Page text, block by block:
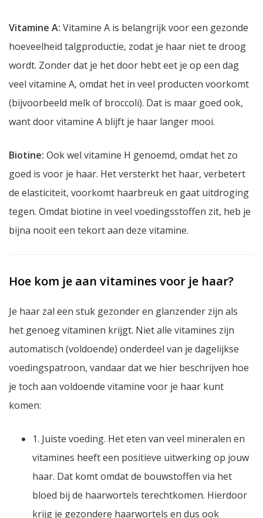
Vitamine A: Vitamine A is belangrijk voor een gezonde
hoeveelheid talgproductie, zodat je haar niet te droog
wordt. Zonder dat je het door hebt eet je op een dag
veel vitamine A, omdat het in veel producten voorkomt
(bijvoorbeeld melk of broccoli). Dat is maar goed ook,
want door vitamine A blijft je haar langer mooi.
Biotine: Ook wel vitamine H genoemd, omdat het zo
goed is voor je haar. Het versterkt het haar, verbetert
de elasticiteit, voorkomt haarbreuk en gaat uitdroging
tegen. Omdat biotine in veel voedingsstoffen zit, heb je
bijna nooit een tekort aan deze vitamine.
Hoe kom je aan vitamines voor je haar?
Je haar zal een stuk gezonder en glanzender zijn als
het genoeg vitaminen krijgt. Niet alle vitamines zijn
automatisch (voldoende) onderdeel van je dagelijkse
voedingspatroon, vandaar dat we hier beschrijven hoe
je toch aan voldoende vitamine voor je haar kunt
komen:
1. Juiste voeding. Het eten van veel mineralen en
vitamines heeft een positieve uitwerking op jouw
haar. Dat komt omdat de bouwstoffen via het
bloed bij de haarwortels terechtkomen. Hierdoor
krijg je gezondere haarwortels en dus ook